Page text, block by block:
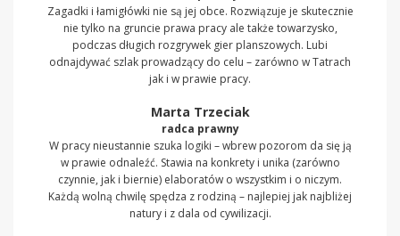
Zagadki i łamigłówki nie są jej obce. Rozwiązuje je skutecznie
nie tylko na gruncie prawa pracy ale także towarzysko,
podczas długich rozgrywek gier planszowych. Lubi
odnajdywać szlak prowadzący do celu – zarówno w Tatrach
jak i w prawie pracy.
Marta Trzeciak
radca prawny
W pracy nieustannie szuka logiki – wbrew pozorom da się ją
w prawie odnaleźć. Stawia na konkrety i unika (zarówno
czynnie, jak i biernie) elaboratów o wszystkim i o niczym.
Każdą wolną chwilę spędza z rodziną – najlepiej jak najbliżej
natury i z dala od cywilizacji.